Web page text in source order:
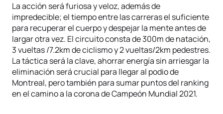
La acción será furiosa y veloz, además de
impredecible; el tiempo entre las carreras el suficiente
para recuperar el cuerpo y despejar la mente antes de
largar otra vez. El circuito consta de 300m de natación,
3 vueltas /7.2km de ciclismo y 2 vueltas/2km pedestres.
La táctica será la clave, ahorrar energía sin arriesgar la
eliminación será crucial para llegar al podio de
Montreal, pero también para sumar puntos del ranking
en el camino a la corona de Campeón Mundial 2021.